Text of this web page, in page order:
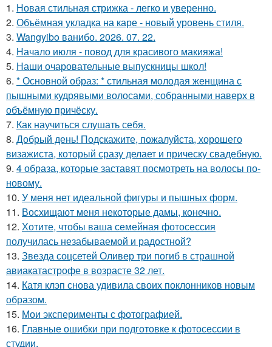
1. Новая стильная стрижка - легко и уверенно.
2. Объёмная укладка на каре - новый уровень стиля.
3. Wangyibo ванибо. 2026. 07. 22.
4. Начало июля - повод для красивого макияжа!
5. Наши очаровательные выпускницы школ!
6. * Основной образ: * стильная молодая женщина с
пышными кудрявыми волосами, собранными наверх в
объёмную причёску.
7. Как научиться слушать себя.
8. Добрый день! Подскажите, пожалуйста, хорошего
визажиста, который сразу делает и прическу свадебную.
9. 4 образа, которые заставят посмотреть на волосы по-
новому.
10. У меня нет идеальной фигуры и пышных форм.
11. Восхищают меня некоторые дамы, конечно.
12. Хотите, чтобы ваша семейная фотосессия
получилась незабываемой и радостной?
13. Звезда соцсетей Оливер три погиб в страшной
авиакатастрофе в возрасте 32 лет.
14. Катя клэп снова удивила своих поклонников новым
образом.
15. Мои эксперименты с фотографией.
16. Главные ошибки при подготовке к фотосессии в
студии.